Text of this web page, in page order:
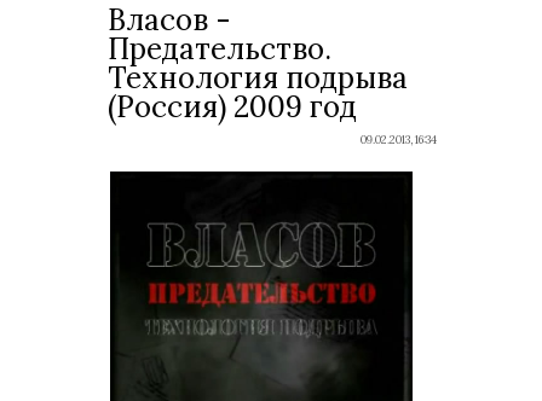
Власов -
Предательство.
Технология подрыва
(Россия) 2009 год
09.02.2013, 16:34